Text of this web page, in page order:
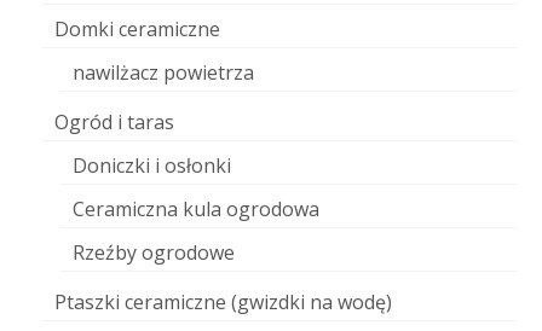
Domki ceramiczne
nawilżacz powietrza
Ogród i taras
Doniczki i osłonki
Ceramiczna kula ogrodowa
Rzeźby ogrodowe
Ptaszki ceramiczne (gwizdki na wodę)